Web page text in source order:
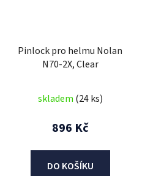
Pinlock pro helmu Nolan
N70-2X, Clear
skladem (24 ks)
896 Kč
DO KOŠÍKU